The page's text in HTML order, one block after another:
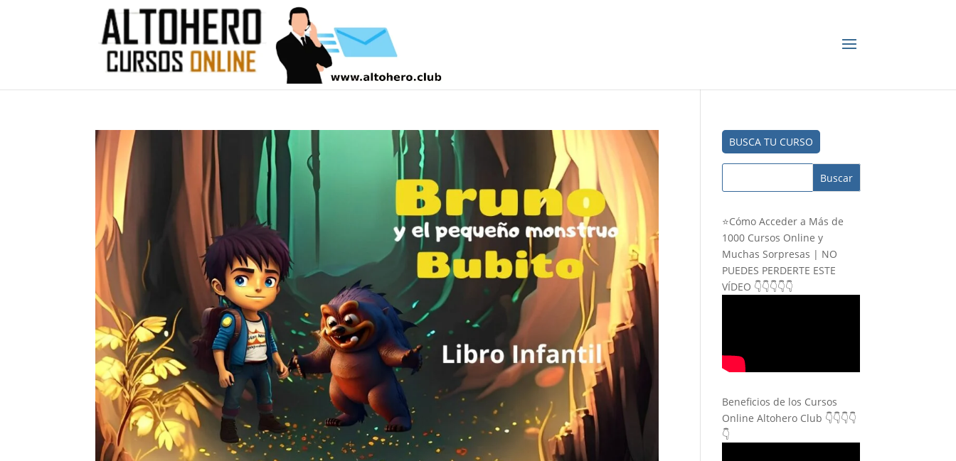
BUSCA TU CURSO
⭐Cómo Acceder a Más de
1000 Cursos Online y
Muchas Sorpresas | NO
PUEDES PERDERTE ESTE
VÍDEO 👇👇👇👇👇
Beneficios de los Cursos
Online Altohero Club 👇👇👇👇
👇